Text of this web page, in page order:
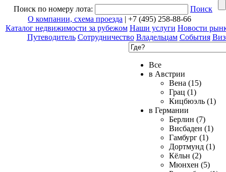
Поиск по номеру лота:
Поиск
О компании, схема проезда | +7 (495) 258-88-66
Каталог недвижимости за рубежом Наши услуги Новости
Путеводитель Сотрудничество Владельцам События
Все
в Австрии
Вена (15)
Грац (1)
Кицбюэль (1)
в Германии
Берлин (7)
Висбаден (1)
Гамбург (1)
Дортмунд (1)
Кёльн (2)
Мюнхен (5)